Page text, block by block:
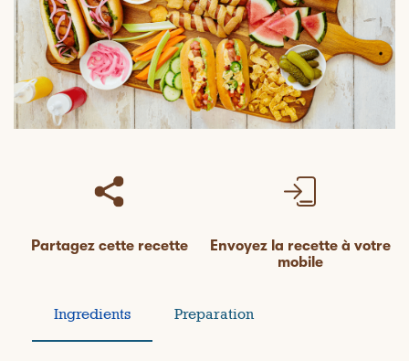
Partagez cette recette
Envoyez la recette à votre
mobile
Ingredients Preparation